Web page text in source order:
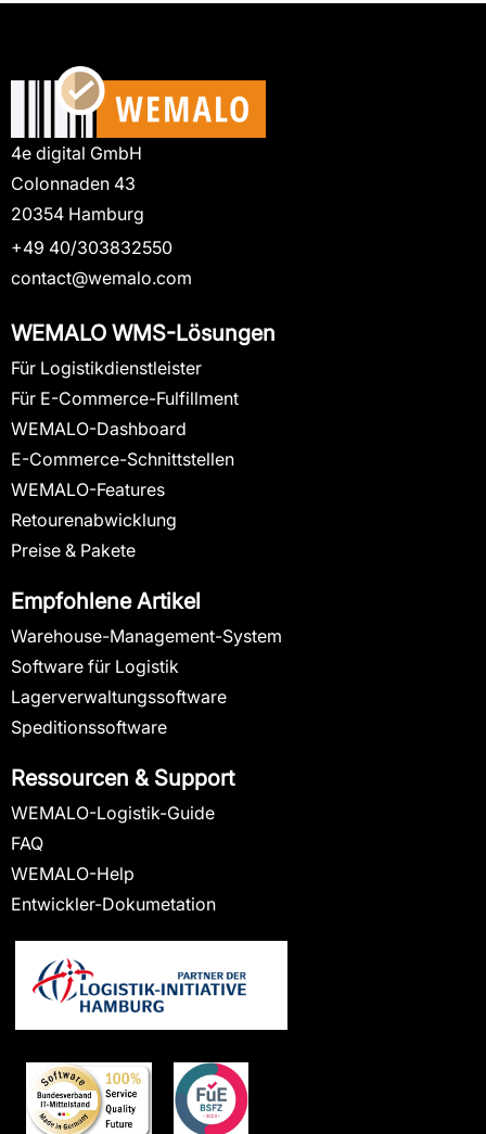
4e digital GmbH
Colonnaden 43
20354 Hamburg
+49 40/303832550
contact@wemalo.com
WEMALO WMS-Lösungen
Für Logistikdienstleister
Für E-Commerce-Fulfillment
WEMALO-Dashboard
E-Commerce-Schnittstellen
WEMALO-Features
Retourenabwicklung
Preise & Pakete
Empfohlene Artikel
Warehouse-Management-System
Software für Logistik
Lagerverwaltungssoftware
Speditionssoftware
Ressourcen & Support
WEMALO-Logistik-Guide
FAQ
WEMALO-Help
Entwickler-Dokumetation